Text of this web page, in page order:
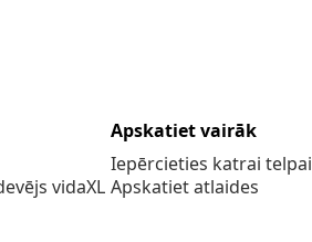
vidaXL
Apskatiet vairāk
Iepērcieties katrai telpai
Apskatiet atlaides